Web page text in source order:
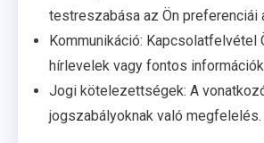
testreszabása az Ön preferenciái
Kommunikáció: Kapcsolatfelvétel
hírlevelek vagy fontos
Jogi kötelezettségek: A
jogszabályoknak való megfelelés.